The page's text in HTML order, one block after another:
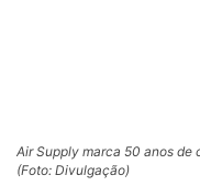
Air Supply marca 50 anos de
(Foto: Divulgação)